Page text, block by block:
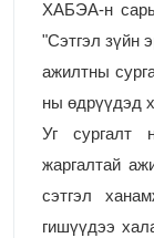
ХАБЭА-н
"Сэтгэл зүйн
ажилтны
ны өдрүүдэд
Уг сургалт
жаргалтай
сэтгэл
гишүүдээ